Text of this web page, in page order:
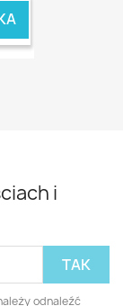
i
odnaleźć